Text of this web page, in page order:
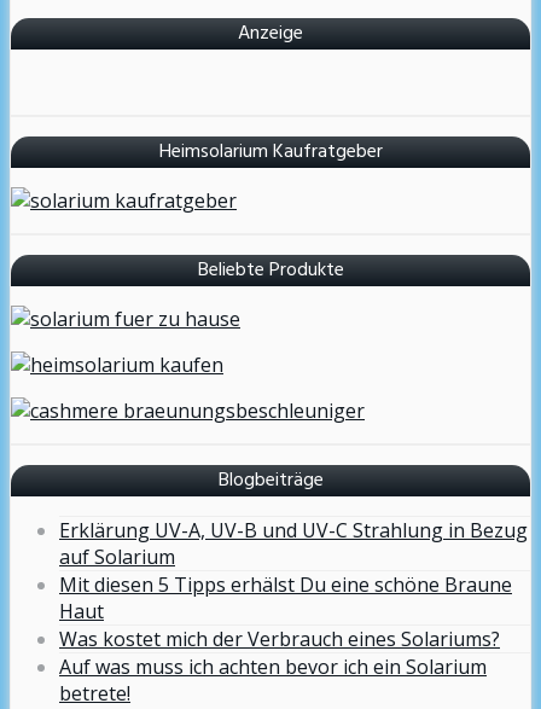
Anzeige
Heimsolarium Kaufratgeber
Beliebte Produkte
Blogbeiträge
Erklärung UV-A, UV-B und UV-C Strahlung in Bezug
auf Solarium
Mit diesen 5 Tipps erhälst Du eine schöne Braune
Haut
Was kostet mich der Verbrauch eines Solariums?
Auf was muss ich achten bevor ich ein Solarium
betrete!